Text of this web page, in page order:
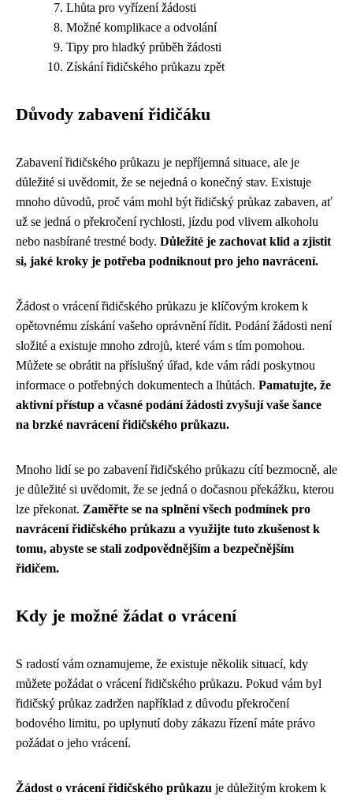
Lhůta pro vyřízení žádosti
Možné komplikace a odvolání
Tipy pro hladký průběh žádosti
Získání řidičského průkazu zpět
Důvody zabavení řidičáku
Zabavení řidičského průkazu je nepříjemná situace, ale je
důležité si uvědomit, že se nejedná o konečný stav. Existuje
mnoho důvodů, proč vám mohl být řidičský průkaz zabaven, ať
už se jedná o překročení rychlosti, jízdu pod vlivem alkoholu
nebo nasbírané trestné body. Důležité je zachovat klid a zjistit
si, jaké kroky je potřeba podniknout pro jeho navrácení.
Žádost o vrácení řidičského průkazu je klíčovým krokem k
opětovnému získání vašeho oprávnění řídit. Podání žádosti není
složité a existuje mnoho zdrojů, které vám s tím pomohou.
Můžete se obrátit na příslušný úřad, kde vám rádi poskytnou
informace o potřebných dokumentech a lhůtách. Pamatujte, že
aktivní přístup a včasné podání žádosti zvyšují vaše šance
na brzké navrácení řidičského průkazu.
Mnoho lidí se po zabavení řidičského průkazu cítí bezmocně, ale
je důležité si uvědomit, že se jedná o dočasnou překážku, kterou
lze překonat. Zaměřte se na splnění všech podmínek pro
navrácení řidičského průkazu a využijte tuto zkušenost k
tomu, abyste se stali zodpovědnějším a bezpečnějším
řidičem.
Kdy je možné žádat o vrácení
S radostí vám oznamujeme, že existuje několik situací, kdy
můžete požádat o vrácení řidičského průkazu. Pokud vám byl
řidičský průkaz zadržen například z důvodu překročení
bodového limitu, po uplynutí doby zákazu řízení máte právo
požádat o jeho vrácení.
Žádost o vrácení řidičského průkazu je důležitým krokem k